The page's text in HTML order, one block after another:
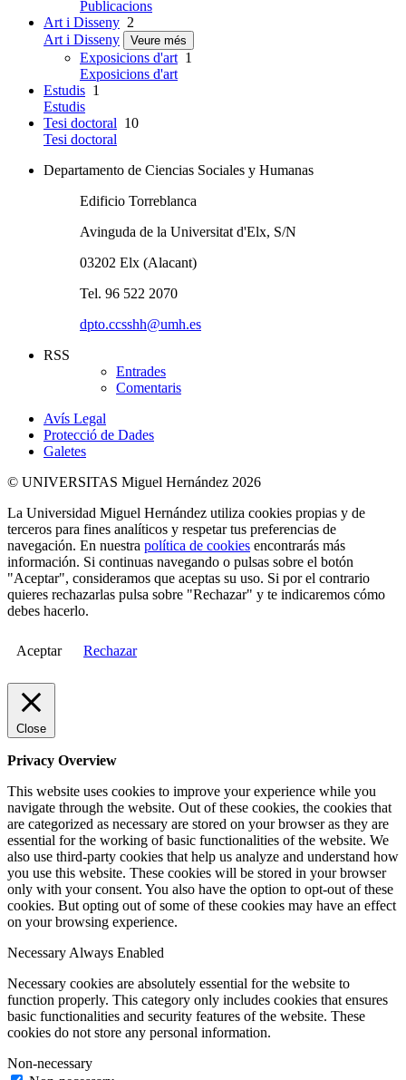
Publicacions
Art i Disseny 2
Art i Disseny
Veure més
Exposicions d'art 1
Exposicions d'art
Estudis 1
Estudis
Tesi doctoral 10
Tesi doctoral
Departamento de Ciencias Sociales y Humanas
Edificio Torreblanca
Avinguda de la Universitat d'Elx, S/N
03202 Elx (Alacant)
Tel. 96 522 2070
dpto.ccsshh@umh.es
RSS
Entrades
Comentaris
Avís Legal
Protecció de Dades
Galetes
© UNIVERSITAS Miguel Hernández 2026
La Universidad Miguel Hernández utiliza cookies propias y de
terceros para fines analíticos y respetar tus preferencias de
navegación. En nuestra política de cookies encontrarás más
información. Si continuas navegando o pulsas sobre el botón
"Aceptar", consideramos que aceptas su uso. Si por el contrario
quieres rechazarlas pulsa sobre "Rechazar" y te indicaremos cómo
debes hacerlo.
Aceptar Rechazar
Close
Privacy Overview
This website uses cookies to improve your experience while you
navigate through the website. Out of these cookies, the cookies that
are categorized as necessary are stored on your browser as they are
essential for the working of basic functionalities of the website. We
also use third-party cookies that help us analyze and understand how
you use this website. These cookies will be stored in your browser
only with your consent. You also have the option to opt-out of these
cookies. But opting out of some of these cookies may have an effect
on your browsing experience.
Necessary Always Enabled
Necessary cookies are absolutely essential for the website to
function properly. This category only includes cookies that ensures
basic functionalities and security features of the website. These
cookies do not store any personal information.
Non-necessary